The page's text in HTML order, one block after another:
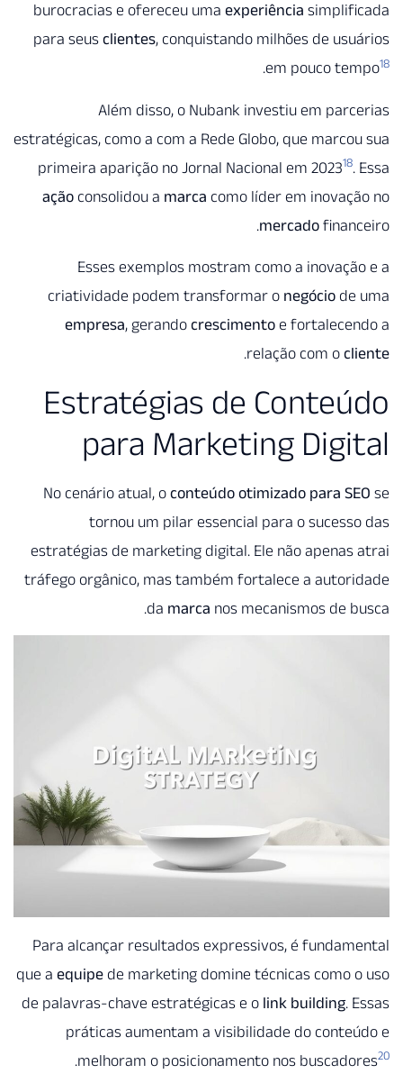
burocracias e ofereceu umaexperiência
para seusclientes, conquistando milhões de
em pouco
.
Além disso, o Nubank investiu em
estratégicas, como a com a Rede Globo, que
primeira aparição no Jornal Nacional em 2023
açãoconsolidou amarcacomo líder em
mercado
Esses exemplos mostram como a
criatividade podem transformar onegócio
empresa, gerandocrescimentoe
relação com o
.
Estratégias de
para Marketing
No cenário atual, oconteúdo otimizado para
tornou um pilar essencial para o
estratégias de marketing digital. Ele não
tráfego orgânico, mas também fortalece a
damarcanos mecanismos de
Para alcançar resultados expressivos, é
que a equipede marketing domine técnicas como
de palavras-chave estratégicas e olink building
práticas aumentam a visibilidade do
melhoram o posicionamento nos
.